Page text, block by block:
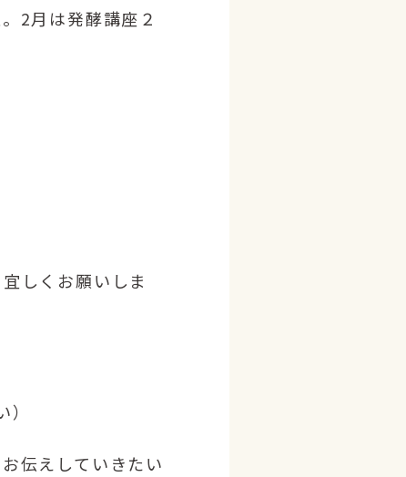
2月は発酵講座２
しくお願いしま
伝えしていきたい